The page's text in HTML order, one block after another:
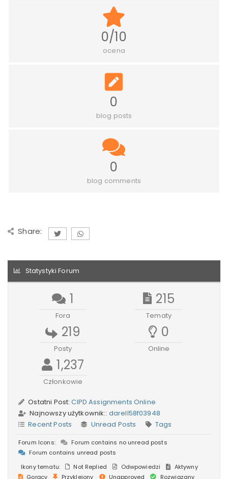
0/10
ocena
0
blog posts
0
blog comments
Share:
Statystyki Forum
1
Fora
215
Tematy
219
Posty
0
Online
1,237
Członkowie
Ostatni Post:CIPD Assignments Online
Najnowszy użytkownik:: darell58f03948
Recent Posts
Unread Posts Tags
Forum Icons:
Forum contains no unread posts
Forum contains unread posts
Ikony tematu:
Not Replied Odwpowiedzi
Aktywny
Gorący
Przyklejony Unapproved Rozwiązany